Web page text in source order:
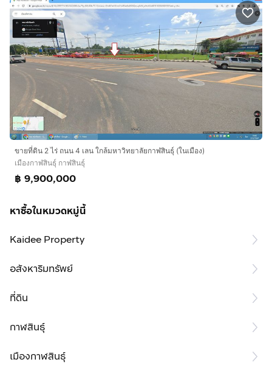
ขายที่ดิน 2 ไร่ ถนน 4 เลน ใกล้มหาวิทยาลัยกาฬสินธุ์ (ในเมือง)
เมืองกาฬสินธุ์ กาฬสินธุ์
฿ 9,900,000
หาซื้อในหมวดหมู่นี้
Kaidee Property
อสังหาริมทรัพย์
ที่ดิน
กาฬสินธุ์
เมืองกาฬสินธุ์